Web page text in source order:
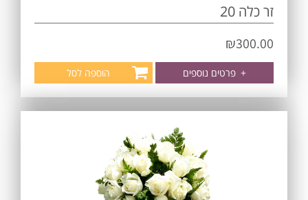
זר כלה 20
₪300.00
+ פרטים נוספים הוספה לסל